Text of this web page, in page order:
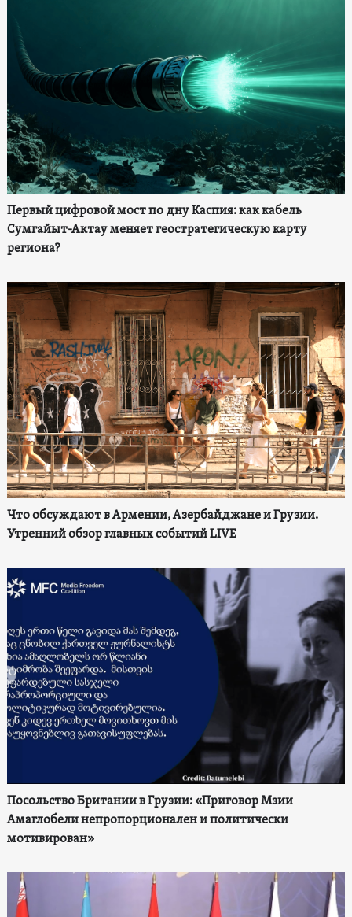
Первый цифровой мост по дну Каспия: как кабель
Сумгайыт-Актау меняет геостратегическую карту
региона?
Что обсуждают в Армении, Азербайджане и Грузии.
Утренний обзор главных событий LIVE
Посольство Британии в Грузии: «Приговор Мзии
Амаглобели непропорционален и политически
мотивирован»